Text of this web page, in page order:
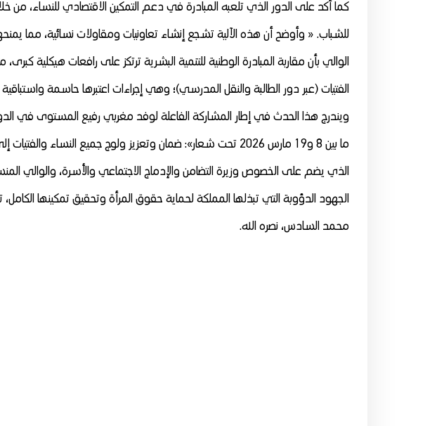
كما أكد على الدور الذي تلعبه المبادرة في دعم التمكين الاقتصادي للنساء، من
للشباب. « وأوضح أن هذه الآلية تشجع إنشاء تعاونيات ومقاولات نسائية، مما
الوالي بأن مقاربة المبادرة الوطنية للتنمية البشرية ترتكز على رافعات هيكلية
الفتيات (عبر دور الطالبة والنقل المدرسي)؛ وهي إجراءات اعتبرها حاسمة
ويندرج هذا الحدث في إطار المشاركة الفاعلة لوفد مغربي رفيع المستوى في
ما بين 8 و19 مارس 2026 تحت شعار»: ضمان وتعزيز ولوج جميع
الذي يضم على الخصوص وزيرة التضامن والإدماج الاجتماعي والأسرة، والوالي
الجهود الدؤوبة التي تبذلها المملكة لحماية حقوق المرأة وتحقيق تمكينها الكامل،
محمد السادس، نصره الله.